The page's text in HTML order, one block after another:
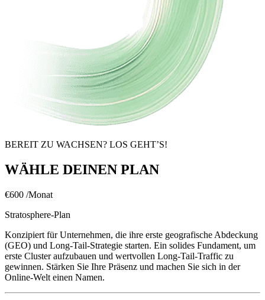
BEREIT ZU WACHSEN? LOS GEHT’S!
WÄHLE DEINEN PLAN
€600 /Monat
Stratosphere-Plan
Konzipiert für Unternehmen, die ihre erste geografische Abdeckung
(GEO) und Long-Tail-Strategie starten. Ein solides Fundament, um
erste Cluster aufzubauen und wertvollen Long-Tail-Traffic zu
gewinnen. Stärken Sie Ihre Präsenz und machen Sie sich in der
Online-Welt einen Namen.